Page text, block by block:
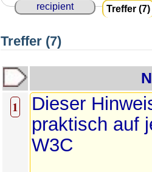
recipient Treffer (7)
Treffer (7)
1
Dieser
praktisch auf
W3C